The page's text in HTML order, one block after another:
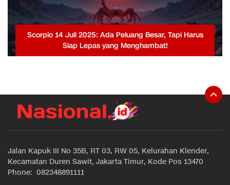
Scorpio 14 Juli 2025: Ada Peluang Besar, Tapi Harus
Siap Lepas yang Menghambat!
Jalan Kapuk III No 35B, RT 03, RW 05, Kelurahan Klender,
Kecamatan Duren Sawit, Jakarta Timur, Kode Pos 13470
Phone: 082348891111